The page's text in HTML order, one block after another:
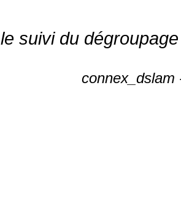
le suivi du
connex_dslam